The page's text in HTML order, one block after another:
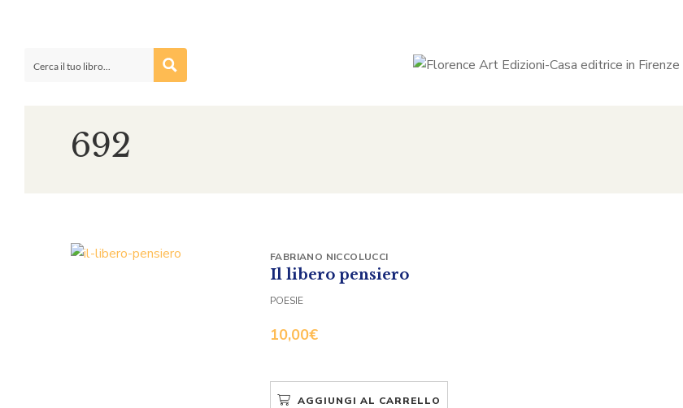
692
Il libero pensiero
10,00€
FABRIANO NICCOLUCCI
POESIE
AGGIUNGI AL CARRELLO